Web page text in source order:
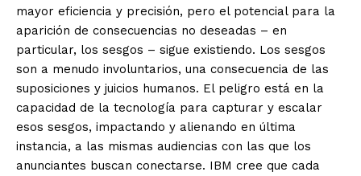
mayor eficiencia y precisión, pero el potencial para la
aparición de consecuencias no deseadas – en
particular, los sesgos – sigue existiendo. Los sesgos
son a menudo involuntarios, una consecuencia de las
suposiciones y juicios humanos. El peligro está en la
capacidad de la tecnología para capturar y escalar
esos sesgos, impactando y alienando en última
instancia, a las mismas audiencias con las que los
anunciantes buscan conectarse. IBM cree que cada